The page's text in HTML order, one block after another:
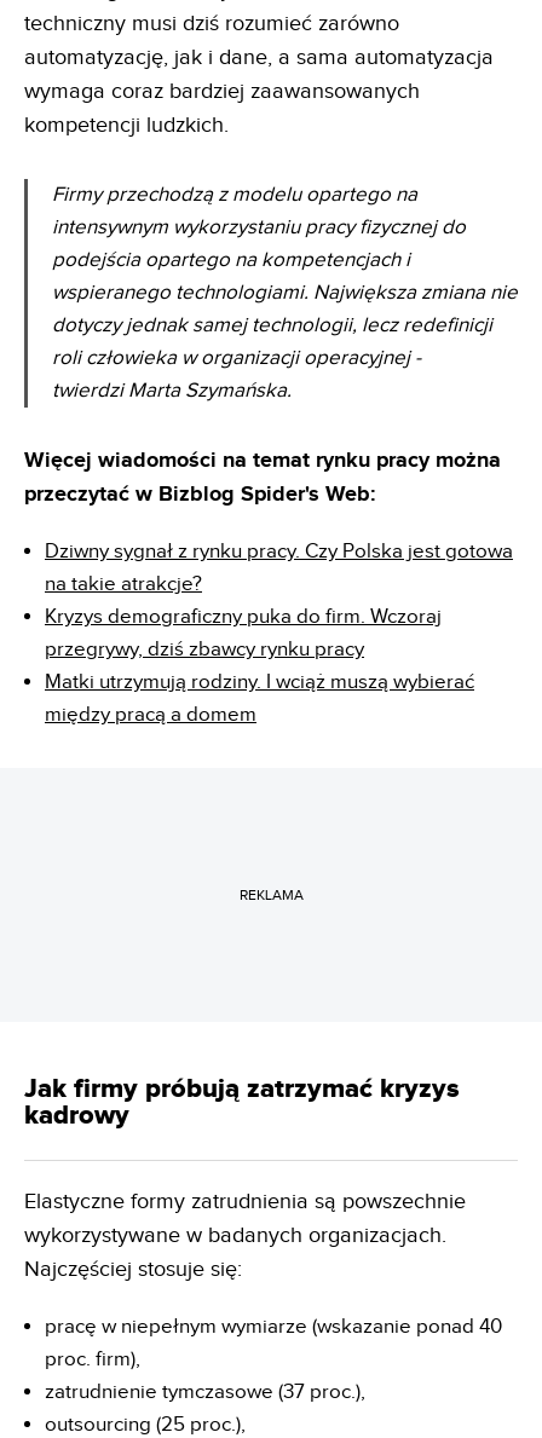
techniczny musi dziś rozumieć zarówno
automatyzację, jak i dane, a sama automatyzacja
wymaga coraz bardziej zaawansowanych
kompetencji ludzkich.
Firmy przechodzą z modelu opartego na
intensywnym wykorzystaniu pracy fizycznej do
podejścia opartego na kompetencjach i
wspieranego technologiami. Największa zmiana nie
dotyczy jednak samej technologii, lecz redefinicji
roli człowieka w organizacji operacyjnej -
twierdzi Marta Szymańska.
Więcej wiadomości na temat rynku pracy można
przeczytać w Bizblog Spider's Web:
Dziwny sygnał z rynku pracy. Czy Polska jest gotowa
na takie atrakcje?
Kryzys demograficzny puka do firm. Wczoraj
przegrywy, dziś zbawcy rynku pracy
Matki utrzymują rodziny. I wciąż muszą wybierać
między pracą a domem
REKLAMA
Jak firmy próbują zatrzymać kryzys
kadrowy
Elastyczne formy zatrudnienia są powszechnie
wykorzystywane w badanych organizacjach.
Najczęściej stosuje się:
pracę w niepełnym wymiarze (wskazanie ponad 40
proc. firm),
zatrudnienie tymczasowe (37 proc.),
outsourcing (25 proc.),